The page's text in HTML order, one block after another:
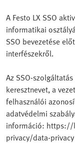
A Festo LX SSO
informatikai
SSO bevezetése
interfészekről.
Az SSO-
keresztnevet, a
felhasználói
adatvédelmi
információ:
privacy/data-privacy